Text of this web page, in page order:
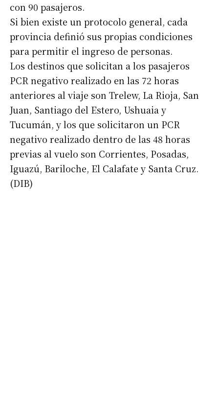
con 90 pasajeros.
Si bien existe un protocolo general, cada
provincia definió sus propias condiciones
para permitir el ingreso de personas.
Los destinos que solicitan a los pasajeros
PCR negativo realizado en las 72 horas
anteriores al viaje son Trelew, La Rioja, San
Juan, Santiago del Estero, Ushuaia y
Tucumán, y los que solicitaron un PCR
negativo realizado dentro de las 48 horas
previas al vuelo son Corrientes, Posadas,
Iguazú, Bariloche, El Calafate y Santa Cruz.
(DIB)